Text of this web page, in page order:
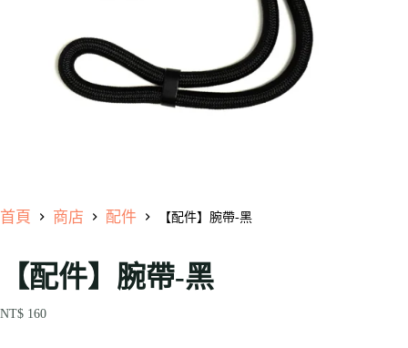
首頁 商店 配件 【配件】腕帶-黑
【配件】腕帶-黑
NT$ 160